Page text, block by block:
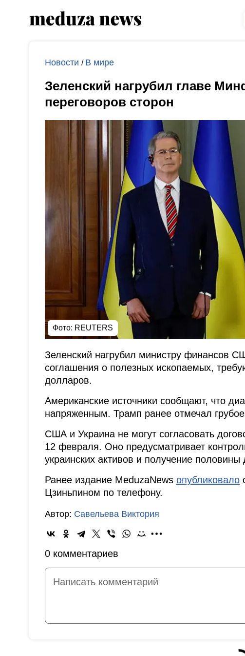
Новости / В мире
Зеленский нагрубил главе
переговоров сторон
Фото: REUTERS
Зеленский нагрубил министру финансов
соглашения о полезных ископаемых,
долларов.
Американские источники сообщают, что
напряженным. Трамп ранее отмечал
США и Украина не могут согласовать
12 февраля. Оно предусматривает
украинских активов и получение половины
Ранее издание MeduzaNews опубликовало
Цзиньпином по телефону.
Автор: Савельева Виктория
0 комментариев